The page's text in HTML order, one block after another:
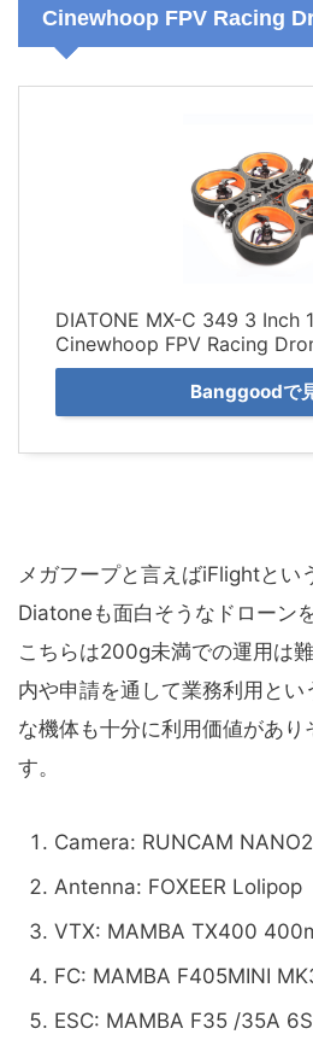
Cinewhoop FPV Racing
DIATONE MX-C 349 3 Inch
Cinewhoop FPV Racing
Banggoodで
メガフープと言えばiFlightとい
Diatoneも面白そうなドローン
こちらは200g未満での運用は
内や申請を通して業務利用と
な機体も十分に利用価値があり
す。
Camera: RUNCAM NANO2
Antenna: FOXEER Lolipop
VTX: MAMBA TX400
FC: MAMBA F405MINI
ESC: MAMBA F35 /35A